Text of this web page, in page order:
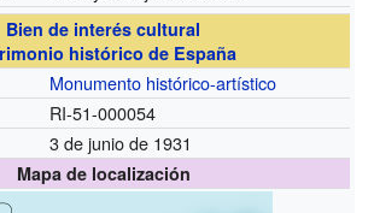
Bien de interés cultural
histórico de España
Monumento histórico-artístico
RI-51-000054
3 de junio de 1931
Mapa de localización